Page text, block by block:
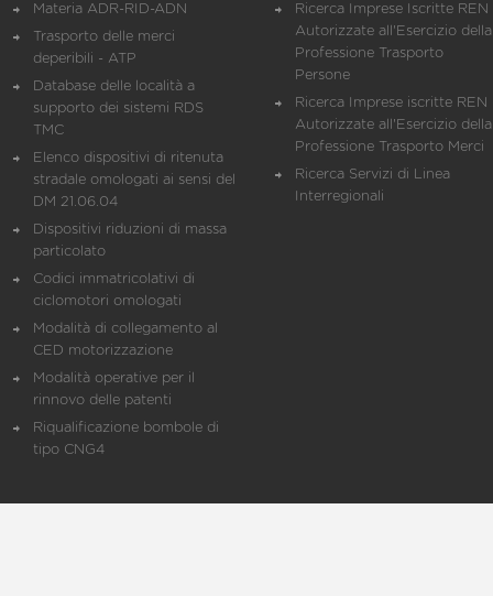
Materia ADR-RID-ADN
Trasporto delle merci
deperibili - ATP
Database delle località a
supporto dei sistemi RDS
TMC
Elenco dispositivi di ritenuta
stradale omologati ai sensi del
DM 21.06.04
Dispositivi riduzioni di massa
particolato
Codici immatricolativi di
ciclomotori omologati
Modalità di collegamento al
CED motorizzazione
Modalità operative per il
rinnovo delle patenti
Riqualificazione bombole di
tipo CNG4
Ricerca Imprese Iscritte REN
Autorizzate all'Esercizio della
Professione Trasporto
Persone
Ricerca Imprese iscritte REN
Autorizzate all'Esercizio della
Professione Trasporto Merci
Ricerca Servizi di Linea
Interregionali